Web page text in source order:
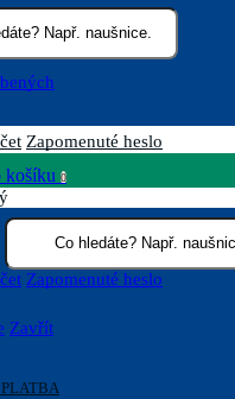
Zapomenuté heslo
košíku 0
Zapomenuté heslo
Zavřít
PLATBA